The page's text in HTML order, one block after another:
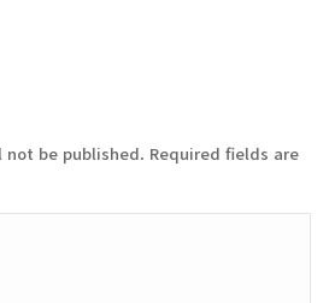
be published. Required fields are